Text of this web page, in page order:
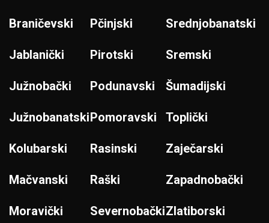
Braničevski
Jablanički
Južnobački
Južnobanatski
Kolubarski
Mačvanski
Moravički
Pčinjski
Pirotski
Podunavski
Pomoravski
Rasinski
Raški
Severnobački
Srednjobanatski
Sremski
Šumadijski
Toplički
Zaječarski
Zapadnobački
Zlatiborski